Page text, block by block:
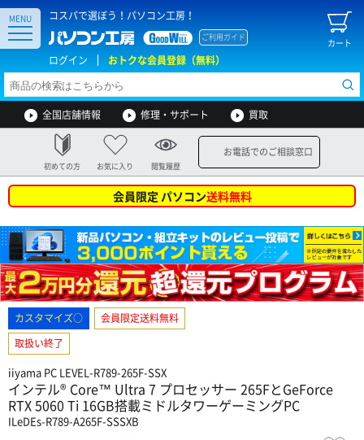
コスパで選ぼう！パソコン工房！
カート
ご利用ガイド
ログイン おトクな会員登録（無料）
MENU
全国店舗情報 修理・サポート 買取
初めての方 お気に入り 閲覧履歴
お電話でのご相談窓口
会員限定 パソコン送料無料
カスタマイズ○
会員限定送料無料
取扱い終了
iiyama PC LEVEL-R789-265F-SSX
インテル® Core™ Ultra 7 プロセッサー 265FとGeForce
RTX 5060 Ti 16GB搭載ミドルタワーゲーミングPC
ILeDEs-R789-A265F-SSSXB